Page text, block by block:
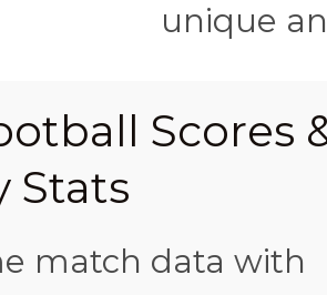
unique
Scores
Stats
match data with